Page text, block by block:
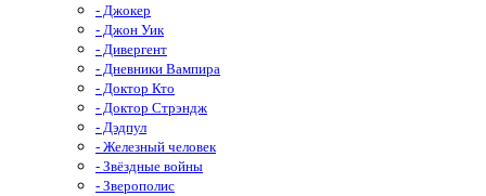
- Джокер
- Джон Уик
- Дивергент
- Дневники Вампира
- Доктор Кто
- Доктор Стрэндж
- Дэдпул
- Железный человек
- Звёздные войны
- Зверополис